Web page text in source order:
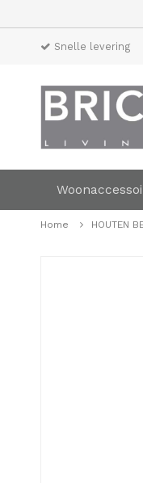
Snelle levering
Home HOUTEN